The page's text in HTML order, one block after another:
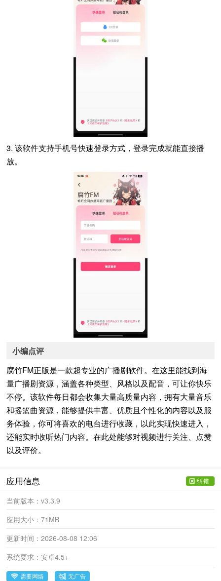
3. 该软件支持手机号快速登录方式，登录完成就能直接播
放。
小编点评
腐竹FM正版是一款超专业的广播剧软件。在这里能找到海
量广播剧资源，涵盖各种类型、风格以及配音，可让你快乐
不停。该软件每日都会收集大量高质量内容，拥有大量音乐
和摇篮曲资源，能够提供丰富、优质且个性化的内容以及服
务体验，你可将喜欢的电台进行收藏，以此实现快速进入，
还能实时收听热门内容。在此处能够对视频进行关注、点赞
以及评价。
应用信息
当前版本：v3.3.9
应用大小：71MB
更新时间：2026-08-08 12:06
系统要求：安卓4.5+
需要网络 无广告
纠错